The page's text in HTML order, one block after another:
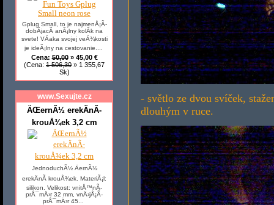
- světlo ze dvou svíček,
dlouhým v ruce.
Gplug Small, to je najmenÅ¡Ã­
dobÃ­jacÃ­ anÃ¡lny kolÃ­k na
svete! VÄaka svojej veÄ¾kosti
je ideÃ¡lny na cestovanie....
Cena:50,00» 45,00 €
(Cena: 1 506,30 » 1 355,67
Sk)
www.Sexujte.cz
ÄŒernÃ½ erekÄnÃ­
krouÅ¾ek 3,2 cm
JednoduchÃ½ ÄernÃ½
erekÄnÃ­ krouÅ¾ek. MateriÃ¡l:
silikon. Velikost: vnitÅ™nÃ­
prÅ¯mÄ›r 32 mm, vnÄ›jÅ¡Ã­
prÅ¯mÄ›r 45...